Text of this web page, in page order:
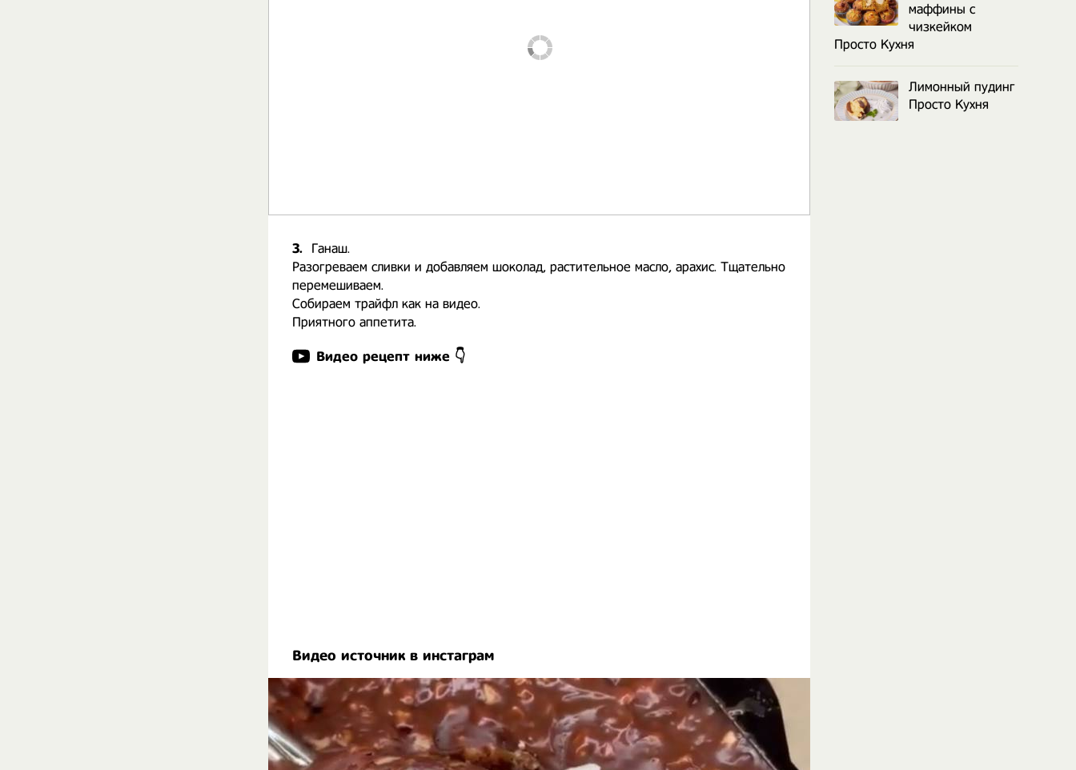
3.
Ганаш.
Разогреваем сливки и добавляем шоколад, растительное масло, арахис. Тщательно
перемешиваем.
Собираем трайфл как на видео.
Приятного аппетита.
Видео рецепт ниже 👇
Видео источник в инстаграм
маффины с
чизкейком
Просто Кухня
Лимонный пудинг
Просто Кухня